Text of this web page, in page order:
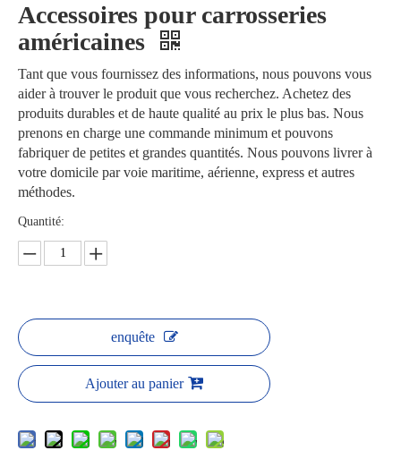
Accessoires pour carrosseries
américaines
Tant que vous fournissez des informations, nous pouvons vous
aider à trouver le produit que vous recherchez. Achetez des
produits durables et de haute qualité au prix le plus bas. Nous
prenons en charge une commande minimum et pouvons
fabriquer de petites et grandes quantités. Nous pouvons livrer à
votre domicile par voie maritime, aérienne, express et autres
méthodes.
Quantité:
enquête
Ajouter au panier